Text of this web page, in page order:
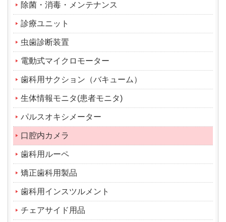
除菌・消毒・メンテナンス
診療ユニット
虫歯診断装置
電動式マイクロモーター
歯科用サクション（バキューム）
生体情報モニタ(患者モニタ)
パルスオキシメーター
口腔内カメラ
歯科用ルーペ
矯正歯科用製品
歯科用インスツルメント
チェアサイド用品